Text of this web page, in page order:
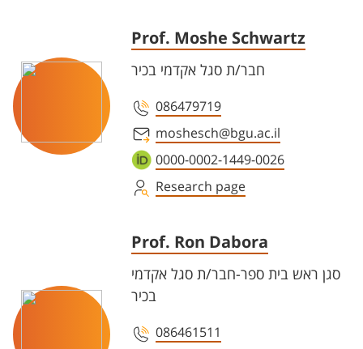
Prof. Moshe Schwartz
חבר/ת סגל אקדמי בכיר
086479719
moshesch@bgu.ac.il
0000-0002-1449-0026
Research page
Prof. Ron Dabora
סגן ראש בית ספר-חבר/ת סגל אקדמי
בכיר
086461511